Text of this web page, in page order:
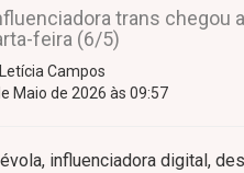
trans chegou
feira (6/5)
Campos
Maio de 2026 às 09:57
influenciadora digital,